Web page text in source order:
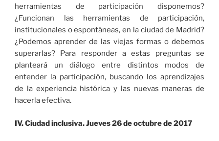
herramientas de participación disponemos?
¿Funcionan las herramientas de participación,
institucionales o espontáneas, en la ciudad de Madrid?
¿Podemos aprender de las viejas formas o debemos
superarlas? Para responder a estas preguntas se
planteará un diálogo entre distintos modos de
entender la participación, buscando los aprendizajes
de la experiencia histórica y las nuevas maneras de
hacerla efectiva.
IV. Ciudad inclusiva. Jueves 26 de octubre de 2017